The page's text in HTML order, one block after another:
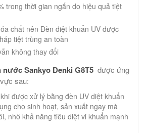
trong thời gian ngắn do hiệu quả tiệt
chất nên Đèn diệt khuẩn UV được
tiệt trùng an toàn
không thay đổi
nướcSankyo Denki G8T5 được ứng
sau:
được xử lý bằng đèn UV diệt khuẩn
cho sinh hoạt, sản xuất ngay mà
nhờ khả năng tiêu diệt vi khuẩn mạnh